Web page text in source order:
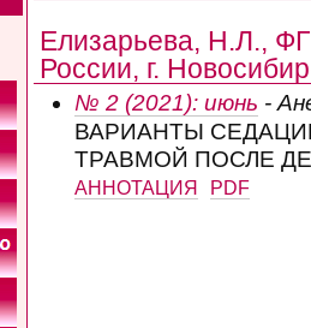
Елизарьева, Н.Л.,
России, г.
№ 2 (2021): июнь -
ВАРИАНТЫ
ТРАВМОЙ ПОСЛЕ
АННОТАЦИЯ PDF